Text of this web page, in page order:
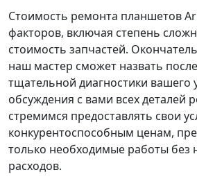
Стоимость ремонта планшетов
факторов, включая степень
стоимость запчастей.
наш мастер сможет назвать
тщательной диагностики вашего
обсуждения с вами всех деталей
стремимся предоставлять свои
конкурентоспособным ценам,
только необходимые работы без
расходов.